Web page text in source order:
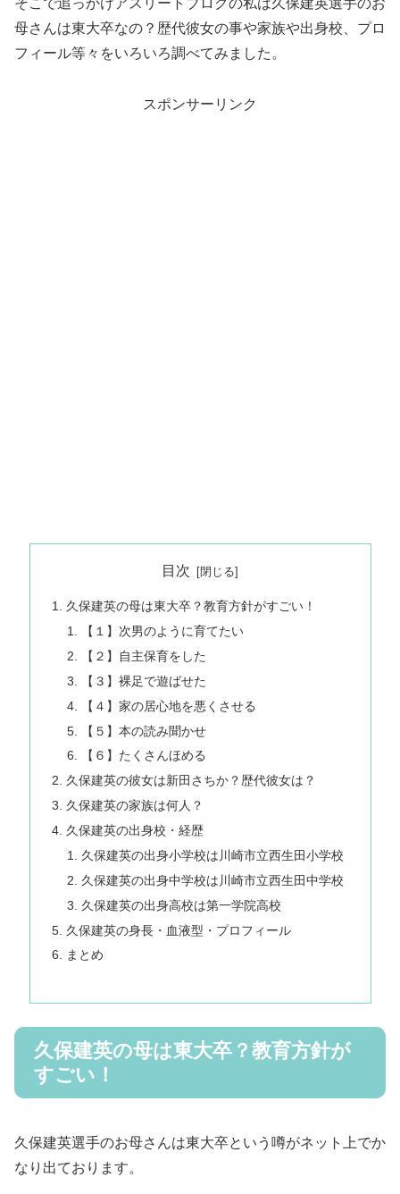
そこで追っかけアスリートブログの私は久保建英選手のお
母さんは東大卒なの？歴代彼女の事や家族や出身校、プロ
フィール等々をいろいろ調べてみました。
スポンサーリンク
目次
久保建英の母は東大卒？教育方針がすごい！
【１】次男のように育てたい
【２】自主保育をした
【３】裸足で遊ばせた
【４】家の居心地を悪くさせる
【５】本の読み聞かせ
【６】たくさんほめる
久保建英の彼女は新田さちか？歴代彼女は？
久保建英の家族は何人？
久保建英の出身校・経歴
久保建英の出身小学校は川崎市立西生田小学校
久保建英の出身中学校は川崎市立西生田中学校
久保建英の出身高校は第一学院高校
久保建英の身長・血液型・プロフィール
まとめ
久保建英の母は東大卒？教育方針が
すごい！
久保建英選手のお母さんは東大卒という噂がネット上でか
なり出ております。